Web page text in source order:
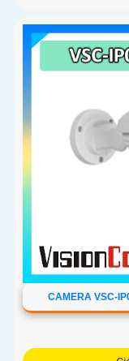
CAMERA VSC-